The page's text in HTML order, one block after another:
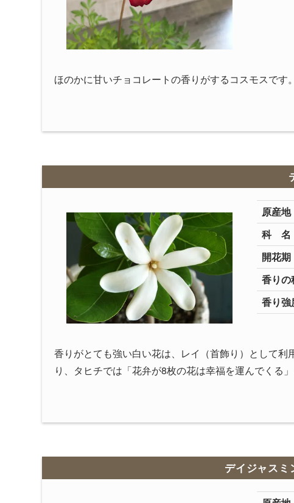
ほのかに甘いチョコレートの香りがするコスモスです
原産地
科 名
開花期
香りの
香り強
香りがとても強い白い花は、レイ（首飾り）として
り、タヒチでは「花弁が8枚の花は幸福を運んでくる
デイジャス